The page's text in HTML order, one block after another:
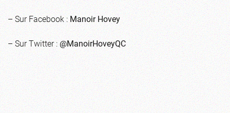
– Sur Facebook :Manoir Hovey
– Sur Twitter :@ManoirHoveyQC